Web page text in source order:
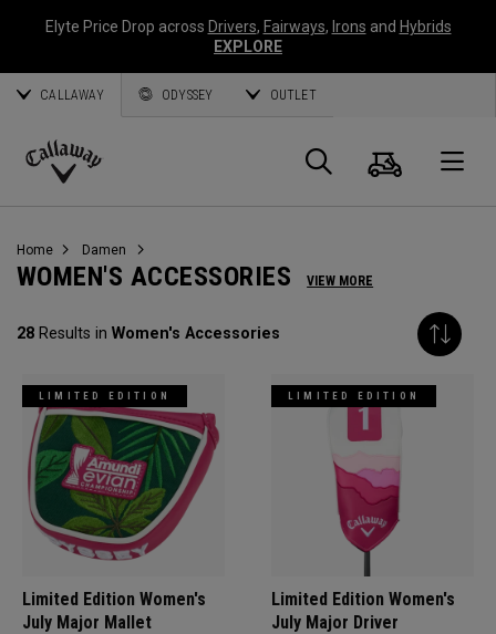
Elyte Price Drop across Drivers, Fairways, Irons and Hybrids
EXPLORE
CALLAWAY ODYSSEY OUTLET
Callaway
Suche
Home Damen
WOMEN'S ACCESSORIES VIEW MORE
28 Results in Women's Accessories
LIMITED EDITION
Limited Edition Women's
July Major Mallet
LIMITED EDITION
Limited Edition Women's
July Major Driver